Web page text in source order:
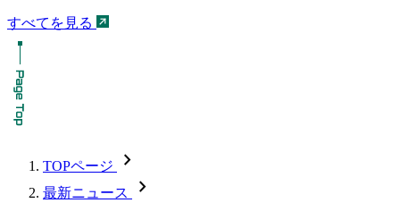
すべてを見る
TOPページ chevron_forward
最新ニュース chevron_forward